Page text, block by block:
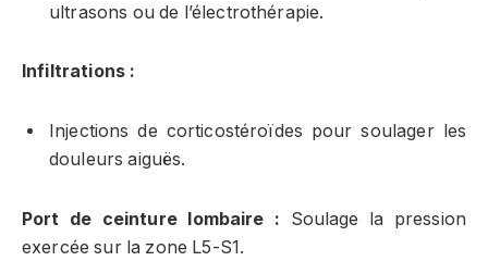
ultrasons ou de l’électrothérapie.
Infiltrations :
Injections de corticostéroïdes pour soulager les
douleurs aiguës.
Port de ceinture lombaire : Soulage la pression
exercée sur la zone L5-S1.